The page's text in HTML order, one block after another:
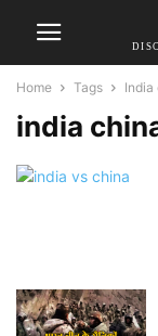
Home Tags India
india